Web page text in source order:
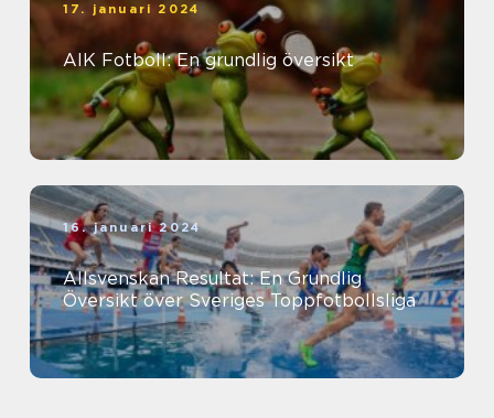
17. januari 2024
AIK Fotboll: En grundlig översikt
16. januari 2024
Allsvenskan Resultat: En Grundlig
Översikt över Sveriges Toppfotbollsliga